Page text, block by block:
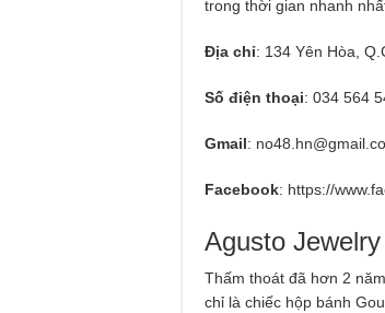
trong thời gian nhanh
Địa chỉ: 134 Yên Hòa,
Số điện thoại: 034 564
Gmail:
Facebook: https://
Agusto
Thấm thoát đã hơn 2
chỉ là chiếc hộp bánh